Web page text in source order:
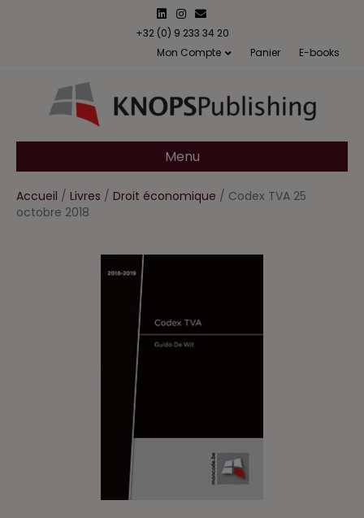
n
n
s
a
m
m
a
l
+32 (0) 9 233 34 20
Mon Compte
Panier E-books
Menu
Accueil / Livres / Droit économique / Codex TVA 25
octobre 2018